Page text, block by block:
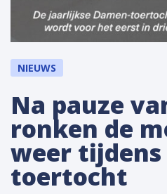
NIEUWS
Na pauze
ronken de
weer tijdens
toertocht